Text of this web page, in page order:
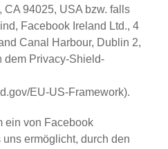
CA 94025, USA bzw. falls
Facebook Ireland Ltd., 4
Canal Harbour, Dublin 2,
dem Privacy-Shield-
EU-US-Framework).
ein von Facebook
ermöglicht, durch den